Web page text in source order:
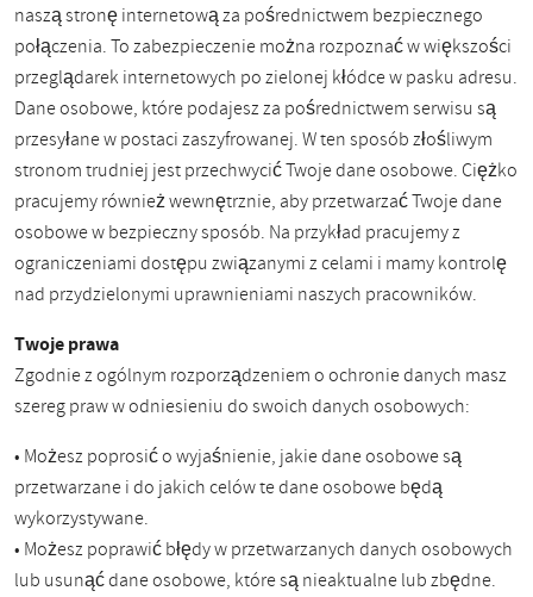
naszą stronę internetową za pośrednictwem bezpiecznego
połączenia. To zabezpieczenie można rozpoznać w większości
przeglądarek internetowych po zielonej kłódce w pasku adresu.
Dane osobowe, które podajesz za pośrednictwem serwisu są
przesyłane w postaci zaszyfrowanej. W ten sposób złośliwym
stronom trudniej jest przechwycić Twoje dane osobowe. Ciężko
pracujemy również wewnętrznie, aby przetwarzać Twoje dane
osobowe w bezpieczny sposób. Na przykład pracujemy z
ograniczeniami dostępu związanymi z celami i mamy kontrolę
nad przydzielonymi uprawnieniami naszych pracowników.
Twoje prawa
Zgodnie z ogólnym rozporządzeniem o ochronie danych masz
szereg praw w odniesieniu do swoich danych osobowych:
• Możesz poprosić o wyjaśnienie, jakie dane osobowe są
przetwarzane i do jakich celów te dane osobowe będą
wykorzystywane.
• Możesz poprawić błędy w przetwarzanych danych osobowych
lub usunąć dane osobowe, które są nieaktualne lub zbędne.